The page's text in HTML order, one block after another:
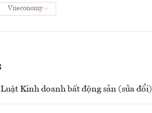
Vneconomy
Kinh doanh bất động sản (sửa đổi)